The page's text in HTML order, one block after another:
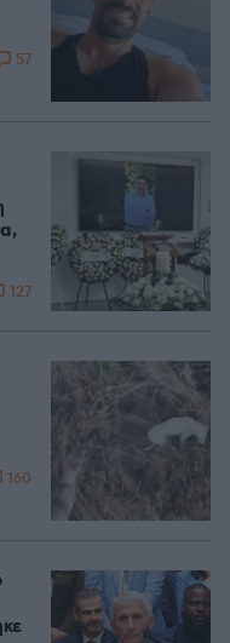
57
127
160